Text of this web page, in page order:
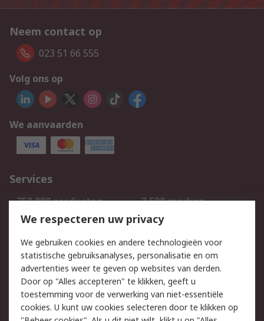
Neem contact op
023 51 66 555
Volg ons op
We aanvaarden
Services
750.000 producten
2.500 merken
Bestellen
Inkoopoplossingen
Track & Trace
Wettelijk
Cookiebeleid
Email veiligheid
We respecteren uw privacy
We gebruiken cookies en andere technologieën voor
statistische gebruiksanalyses, personalisatie en om
advertenties weer te geven op websites van derden.
Door op "Alles accepteren" te klikken, geeft u
toestemming voor de verwerking van niet-essentiële
cookies. U kunt uw cookies selecteren door te klikken op